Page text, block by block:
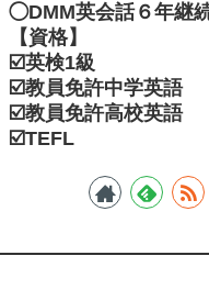
◯DMM英会話６年継
【資格】
☑️英検1級
☑️教員免許中学英語
☑️教員免許高校英語
☑️TEFL